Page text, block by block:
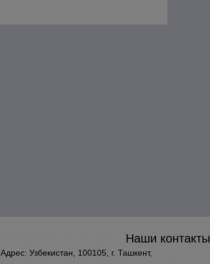
Наши контакты
Адрес: Узбекистан, 100105, г. Ташкент,